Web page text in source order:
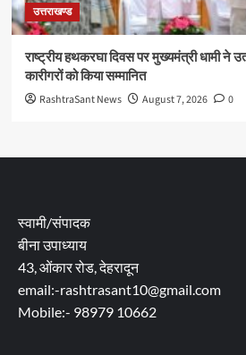
उत्तराखण्ड
राष्ट्रीय हथकरघा दिवस पर मुख्यमंत्री धामी ने
कारीगरों को किया सम्मानित
RashtraSant News August 7, 2026 0
स्वामी/संपादक
बीना उपाध्याय
43, ओंकार रोड, देहरादून
email:-rashtrasant10@gmail.com
Mobile:- 98979 10662